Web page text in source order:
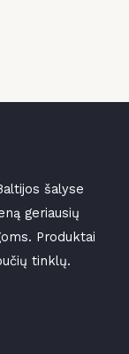
šalyse
geriausių
Produktai
tinklų.